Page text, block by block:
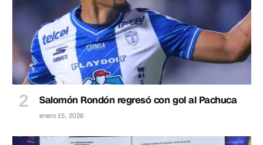
Salomón Rondón regresó con gol al Pachuca
enero 15, 2026